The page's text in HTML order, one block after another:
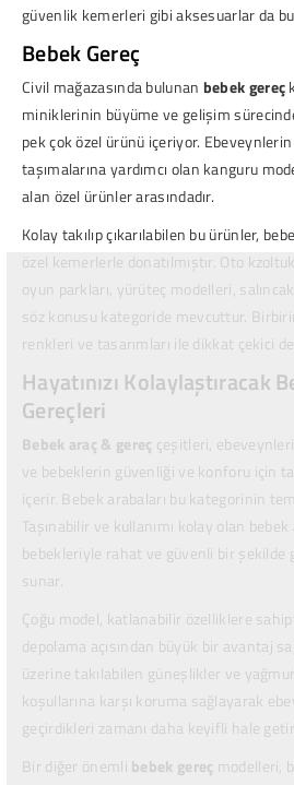
güvenlik kemerleri gibi aksesuarlar da
Bebek Gereç
Civil mağazasında bulunan bebek gereç
miniklerinin büyüme ve gelişim
pek çok özel ürünü içeriyor.
taşımalarına yardımcı olan kanguru
alan özel ürünler arasındadır.
Kolay takılıp çıkarılabilen bu ürünler,
özel kemerlerle donatılmıştır. Oto
oyun parkları, yürüteç modelleri,
söz konusu kategoride mevcuttur.
renkleri ve tasarımları ile dikkat çekici
Hayatınızı Kolaylaştıracak
Gereçleri
Bebek araç & gereç çeşitleri,
ve bebeklerin güvenliği ve konforu için
içerir. Bebek arabaları bu kategorinin
Taşınabilir ve kullanımı kolay olan
bebekleriyle rahat ve güvenli bir şekilde
sunar.
Çoğu model, katlanabilir özelliklere
depolama açısından büyük bir avantaj
üzerine takılabilen güneşlikler ve
koşullarına karşı koruma sağlayarak
geçirdikleri zamanı daha keyifli hale
Bir diğer önemli bebek gereç modelleri,